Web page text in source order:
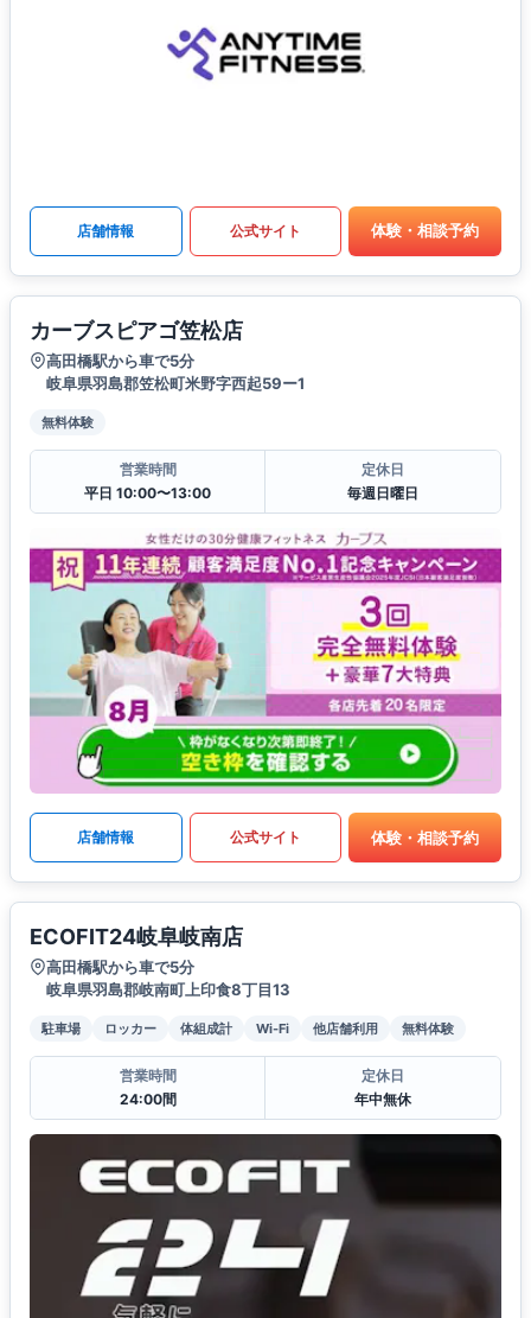
店舗情報 公式サイト 体験・相談予約
カーブスピアゴ笠松店
高田橋駅から車で5分
岐阜県羽島郡笠松町米野字西起59ー1
無料体験
営業時間
平日 10:00〜13:00
定休日
毎週日曜日
店舗情報 公式サイト 体験・相談予約
ECOFIT24岐阜岐南店
高田橋駅から車で5分
岐阜県羽島郡岐南町上印食8丁目13
駐車場 ロッカー 体組成計 Wi-Fi 他店舗利用 無料体験
営業時間
24:00間
定休日
年中無休